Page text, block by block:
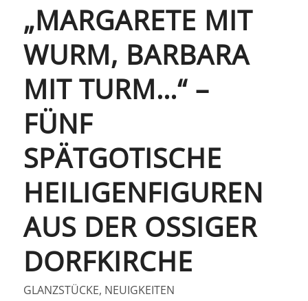
„MARGARETE MIT
WURM, BARBARA
MIT TURM…“ –
FÜNF
SPÄTGOTISCHE
HEILIGENFIGUREN
AUS DER OSSIGER
DORFKIRCHE
GLANZSTÜCKE, NEUIGKEITEN